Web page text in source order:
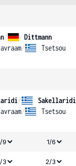
/
Dittmann
/ Tsetsou
/
Sakellaridi
/ Tsetsou
9 1/6
3 2/3